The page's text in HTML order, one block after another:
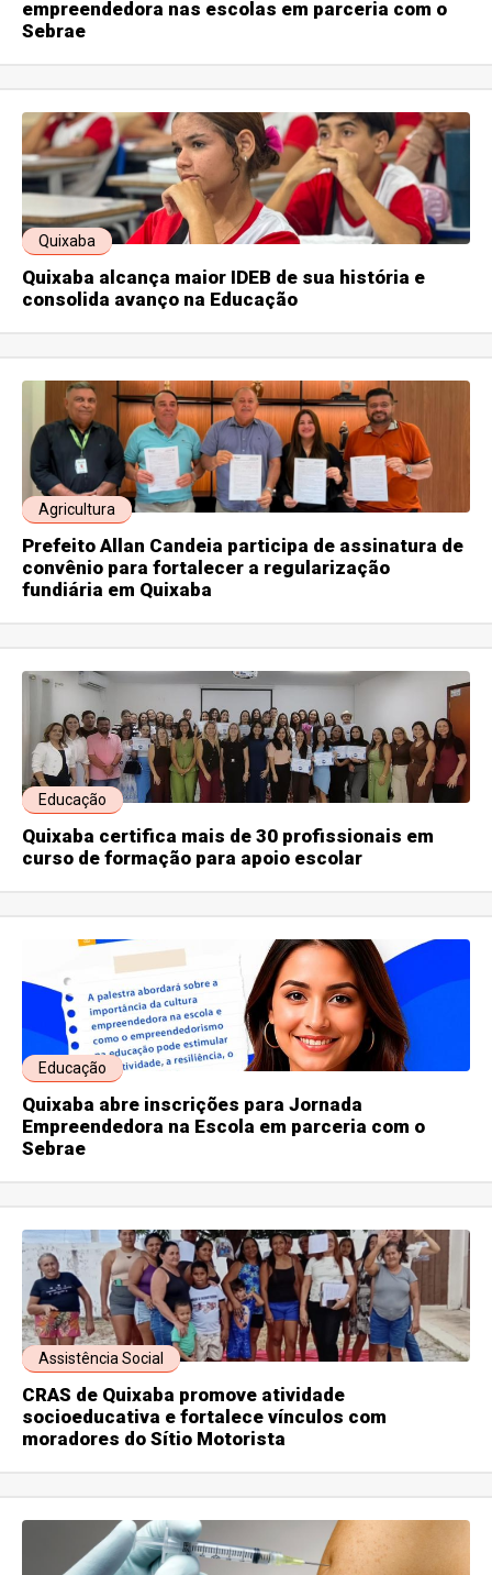
empreendedora nas escolas em parceria com o
Sebrae
Quixaba
Quixaba alcança maior IDEB de sua história e
consolida avanço na Educação
Agricultura
Prefeito Allan Candeia participa de assinatura de
convênio para fortalecer a regularização
fundiária em Quixaba
Educação
Quixaba certifica mais de 30 profissionais em
curso de formação para apoio escolar
Educação
Quixaba abre inscrições para Jornada
Empreendedora na Escola em parceria com o
Sebrae
Assistência Social
CRAS de Quixaba promove atividade
socioeducativa e fortalece vínculos com
moradores do Sítio Motorista